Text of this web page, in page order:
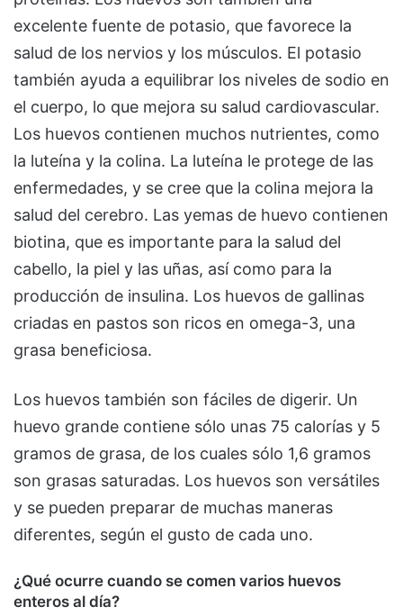
excelente fuente de potasio, que favorece la
salud de los nervios y los músculos. El potasio
también ayuda a equilibrar los niveles de sodio en
el cuerpo, lo que mejora su salud cardiovascular.
Los huevos contienen muchos nutrientes, como
la luteína y la colina. La luteína le protege de las
enfermedades, y se cree que la colina mejora la
salud del cerebro. Las yemas de huevo contienen
biotina, que es importante para la salud del
cabello, la piel y las uñas, así como para la
producción de insulina. Los huevos de gallinas
criadas en pastos son ricos en omega-3, una
grasa beneficiosa.
Los huevos también son fáciles de digerir. Un
huevo grande contiene sólo unas 75 calorías y 5
gramos de grasa, de los cuales sólo 1,6 gramos
son grasas saturadas. Los huevos son versátiles
y se pueden preparar de muchas maneras
diferentes, según el gusto de cada uno.
¿Qué ocurre cuando se comen varios huevos
enteros al día?